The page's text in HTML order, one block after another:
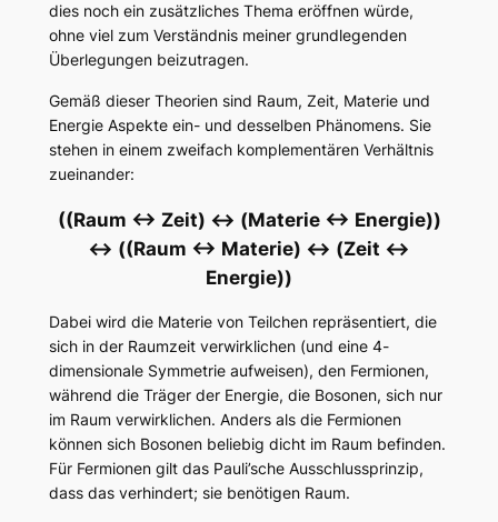
dies noch ein zusätzliches Thema eröffnen würde,
ohne viel zum Verständnis meiner grundlegenden
Überlegungen beizutragen.
Gemäß dieser Theorien sind Raum, Zeit, Materie und
Energie Aspekte ein- und desselben Phänomens. Sie
stehen in einem zweifach komplementären Verhältnis
zueinander:
((Raum <-> Zeit) <-> (Materie <-> Energie))
<-> ((Raum <-> Materie) <-> (Zeit <->
Energie))
Dabei wird die Materie von Teilchen repräsentiert, die
sich in der Raumzeit verwirklichen (und eine 4-
dimensionale Symmetrie aufweisen), den Fermionen,
während die Träger der Energie, die Bosonen, sich nur
im Raum verwirklichen. Anders als die Fermionen
können sich Bosonen beliebig dicht im Raum befinden.
Für Fermionen gilt das Pauli’sche Ausschlussprinzip,
dass das verhindert; sie benötigen Raum.